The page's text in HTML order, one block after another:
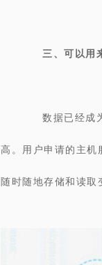
三、可以用
数据已经成
高。用户申请的主机
随时随地存储和读取